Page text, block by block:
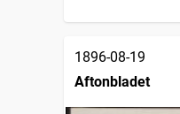
1896-08-19
Aftonbladet